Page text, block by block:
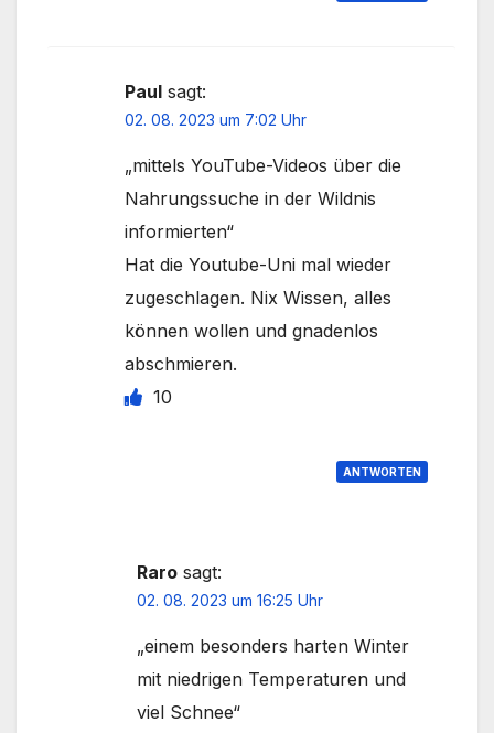
Paul sagt:
02. 08. 2023 um 7:02 Uhr
„mittels YouTube-Videos über die
Nahrungssuche in der Wildnis
informierten“
Hat die Youtube-Uni mal wieder
zugeschlagen. Nix Wissen, alles
können wollen und gnadenlos
abschmieren.
10
ANTWORTEN
Raro sagt:
02. 08. 2023 um 16:25 Uhr
„einem besonders harten Winter
mit niedrigen Temperaturen und
viel Schnee“